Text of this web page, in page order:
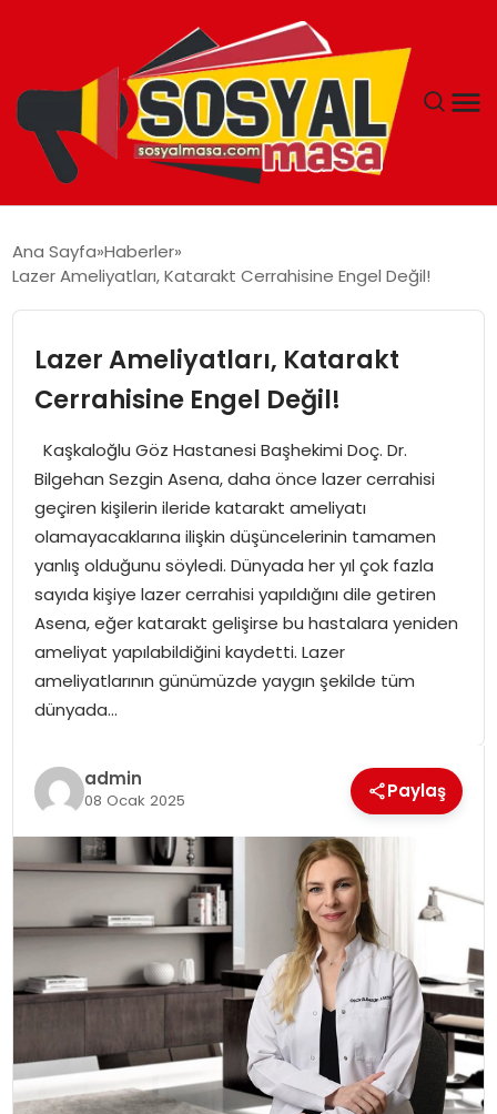
GÜNCEL
TEKNOLOJI
EĞITIM
SPOR
GÜNDEM
MAGAZIN
Ana Sayfa Haberler
Lazer Ameliyatları, Katarakt Cerrahisine Engel Değil!
Lazer Ameliyatları, Katarakt
Cerrahisine Engel Değil!
Kaşkaloğlu Göz Hastanesi Başhekimi Doç. Dr.
Bilgehan Sezgin Asena, daha önce lazer cerrahisi
geçiren kişilerin ileride katarakt ameliyatı
olamayacaklarına ilişkin düşüncelerinin tamamen
yanlış olduğunu söyledi. Dünyada her yıl çok fazla
sayıda kişiye lazer cerrahisi yapıldığını dile getiren
Asena, eğer katarakt gelişirse bu hastalara yeniden
ameliyat yapılabildiğini kaydetti. Lazer
ameliyatlarının günümüzde yaygın şekilde tüm
dünyada…
admin
08 Ocak 2025 Paylaş